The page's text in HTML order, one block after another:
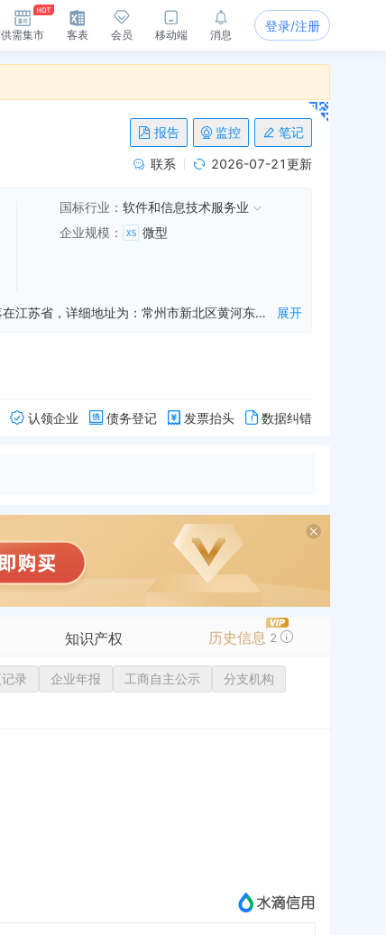
供需集市 客表 会员 移动端 消息
登录/注册
报告 监控 笔记
联系 2026-07-21更新
国标行业： 软件和信息技术服务业
企业规模 ： 微型
常州昊然信息技术有限公司是一家从事计算机软件开发,技术转让,技术服务等业务的公司，成立于2016年06月07日，公司坐落在江苏省，详细地址为：常州市新北区黄河东路89号河海商务大厦7楼;经国家企业信用信息公示系统查询得知，常州昊然信息技术有限公司的信用代码/税号为91320411MA1MMF9U26，法人是韩璐皞，注册资本为30.000000万，企业的经营范围为:计算机软件开发及技术转让、技术服务；计算机网络工程布线；计算机系统集成；计算机及配件、软件、通讯设备、办公设备、五金、交电、普通机械及配件，电气机械及器材的销售；弱电工程、楼宇智能化工程设计、施工。（依法须经批准的项目，经相关部门批准后方可开展经营活动） 展开
认领企业 债务登记 发票抬头 数据纠错
知识产权 历史信息 2
商标信息
成为vip查看
录 企业年报 工商自主公示
分支机构